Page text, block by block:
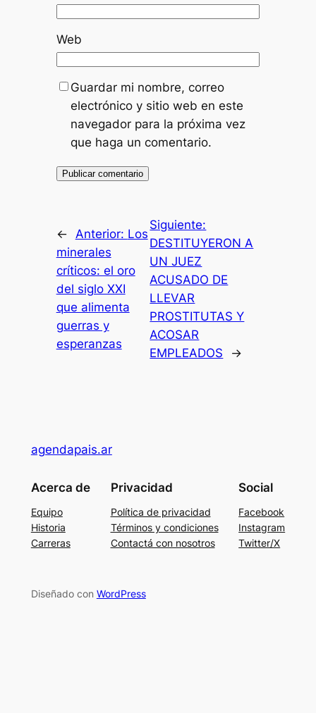
Web
Guardar mi nombre, correo
electrónico y sitio web en este
navegador para la próxima vez
que haga un comentario.
← Anterior: Los
minerales
críticos: el oro
del siglo XXI
que alimenta
guerras y
esperanzas
Siguiente:
DESTITUYERON A
UN JUEZ
ACUSADO DE
LLEVAR
PROSTITUTAS Y
ACOSAR
EMPLEADOS
→
agendapais.ar
Acerca de
Equipo
Historia
Carreras
Privacidad
Política de privacidad
Términos y condiciones
Contactá con nosotros
Social
Facebook
Instagram
Twitter/X
Diseñado con WordPress